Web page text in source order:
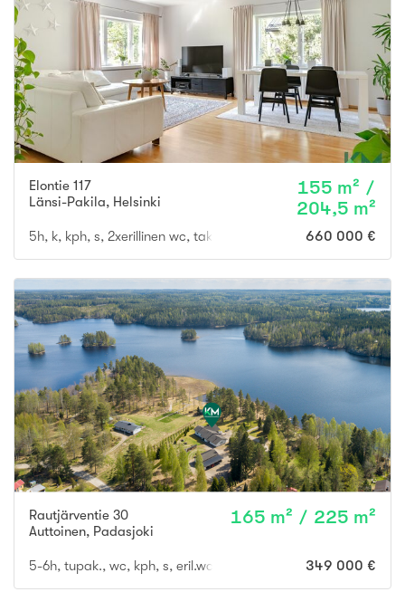
Elontie 117
Länsi-Pakila, Helsinki
155 m² /
204,5 m²
5h, k, kph, s, 2xerillinen wc, takkahuone, askartelutila ja
660 000 €
Rautjärventie 30
Auttoinen, Padasjoki
165 m² / 225 m²
5-6h, tupak., wc, kph, s, eril.wc, khh, 2 v, 2xautotalli autokatos
349 000 €